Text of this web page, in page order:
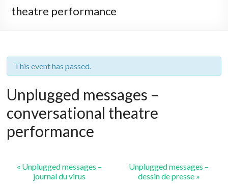
theatre performance
This event has passed.
Unplugged messages –
conversational theatre
performance
« Unplugged messages –
journal du virus
Unplugged messages –
dessin de presse »